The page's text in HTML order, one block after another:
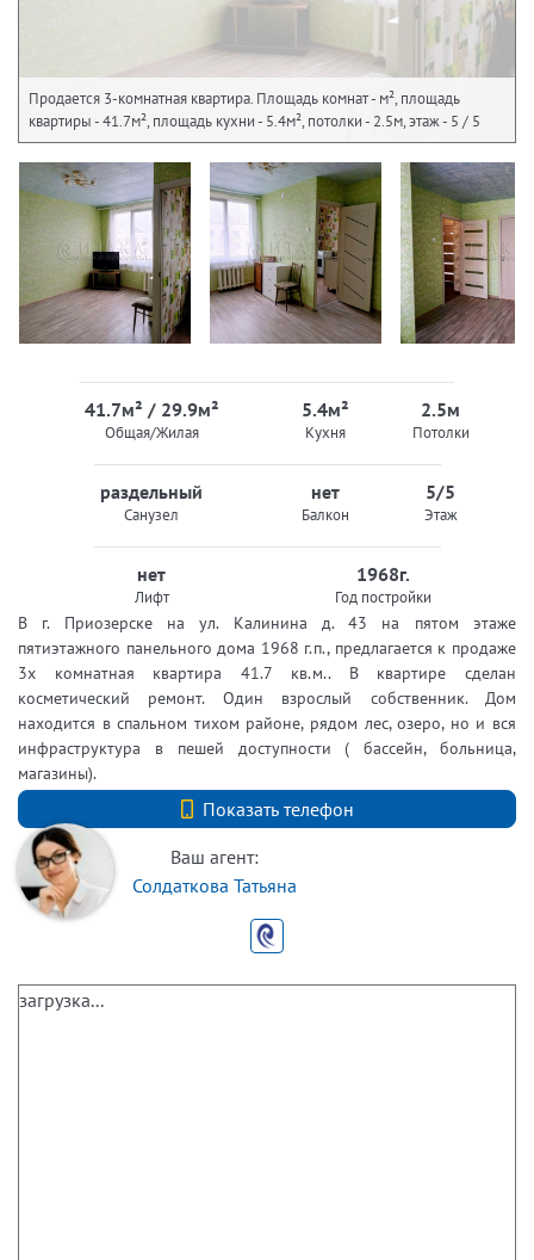
Продается 3-комнатная квартира. Площадь комнат - м², площадь
квартиры - 41.7м², площадь кухни - 5.4м², потолки - 2.5м, этаж - 5 / 5
41.7м² / 29.9м²
Общая/Жилая
5.4м²
Кухня
2.5м
Потолки
раздельный
Санузел
нет
Балкон
5/5
Этаж
нет
Лифт
1968г.
Год постройки
В г. Приозерске на ул. Калинина д. 43 на пятом этаже
пятиэтажного панельного дома 1968 г.п., предлагается к продаже
3х комнатная квартира 41.7 кв.м.. В квартире сделан
косметический ремонт. Один взрослый собственник. Дом
находится в спальном тихом районе, рядом лес, озеро, но и вся
инфраструктура в пешей доступности ( бассейн, больница,
магазины).
Показать телефон
+7 (812) 740-70-40
Ваш агент:
Солдаткова Татьяна
загрузка...